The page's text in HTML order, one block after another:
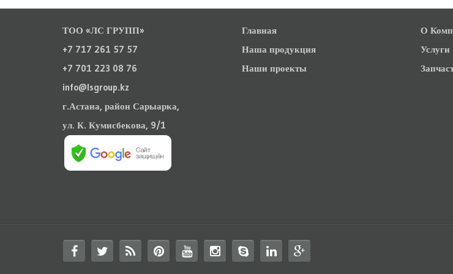
ТОО «ЛС ГРУПП»
+7 717 261 57 57
+7 701 223 08 76
info@lsgroup.kz
г.Астана, район Сарыарка,
ул. К. Кумисбекова, 9/1
Главная
Наша продукция
Наши проекты
О
Услуги